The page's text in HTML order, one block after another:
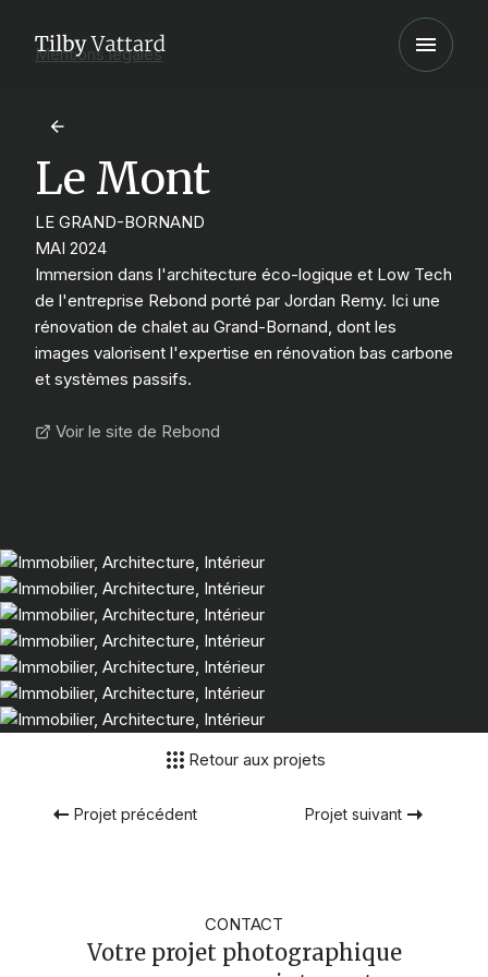
Mentions légales
Le Mont
LE GRAND-BORNAND
MAI 2024
Immersion dans l'architecture éco-logique et Low Tech
de l'entreprise Rebond porté par Jordan Remy. Ici une
rénovation de chalet au Grand-Bornand, dont les
images valorisent l'expertise en rénovation bas carbone
et systèmes passifs.
Voir le site de Rebond
Projet précédent
Retour aux projets
Projet suivant
CONTACT
Votre projet photographique